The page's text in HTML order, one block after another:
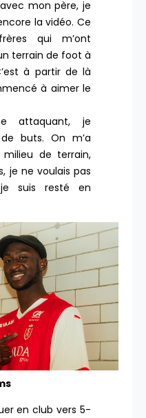
mon père, je
la vidéo. Ce
qui m’ont
terrain de foot à
à partir de là
à aimer le
attaquant, je
buts. On m’a
de terrain,
je ne voulais pas
suis resté en
en club vers 5-